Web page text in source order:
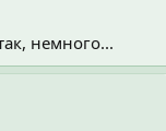
немного...